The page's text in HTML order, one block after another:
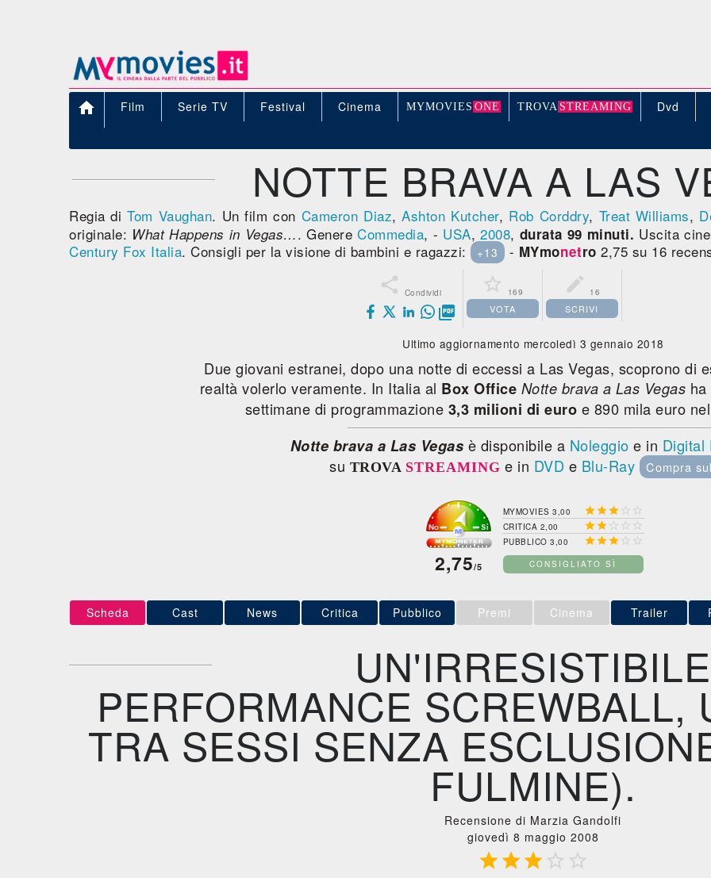
 Film Serie TV Festival Cinema MYMOVIE S ONE TROVA STREAMING Dvd
NOTTE BRAVA A LAS
Regia diTom Vaughan. Un film con Cameron Diaz,Ashton Kutcher, Rob Corddry, Treat Williams,
originale: What Happens in Vegas…. GenereCommedia, - USA,2008, durata 99 minuti. Uscita
Century Fox Italia. Consigli per la visione di bambini e ragazzi: +13 - MYmonetro 2,75 su 16
 Condividi

 169
VOTA
 16
SCRIVI
Ultimo aggiornamento mercoledì 3 gennaio 2018
Due giovani estranei, dopo una notte di eccessi a Las Vegas, scoprono di
realtà volerlo veramente. In Italia al Box Office Notte brava a Las Vegas
settimane di programmazione 3,3 milioni di euro e 890 mila euro
Notte brava a Las Vegas è disponibile a Noleggio e in Digital
su TROVA STREAMING e in DVD e Blu-Ray Compra
2,75/5
MYMOVIES 3,00   
CRITICA 2,00    
PUBBLICO 3,00   
CONSIGLIATO SÌ
Scheda Cast News Critica Pubblico Premi Cinema Trailer
UN'IRRESISTIBILE
PERFORMANCE SCREWBALL,
TRA SESSI SENZA
FULMINE).
Recensione di Marzia Gandolfi
giovedì 8 maggio 2008
  